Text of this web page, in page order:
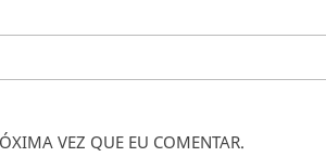
VEZ QUE EU COMENTAR.